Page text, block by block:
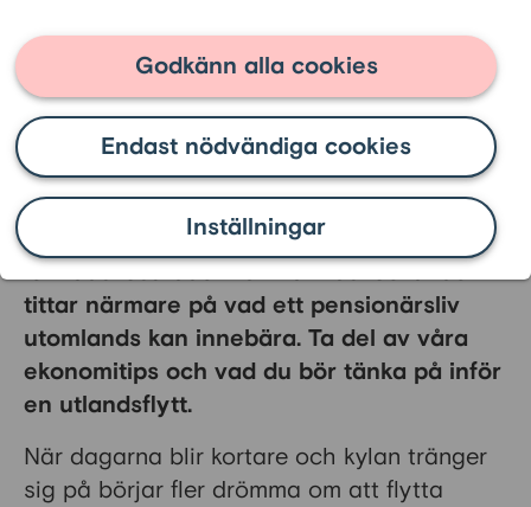
Inställningar
Endast nödvändiga cookies
Godkänn alla cookies
Flytta utomlands
som pensionär
Många svenska pensionärer drömmer om
att flytta utomlands. Det milda klimatet, en
stressfri vardag och lägre
levnadskostnader kan kännas lockande. Vi
tittar närmare på vad ett pensionärsliv
utomlands kan innebära. Ta del av våra
ekonomitips och vad du bör tänka på inför
en utlandsflytt.
När dagarna blir kortare och kylan tränger
sig på börjar fler drömma om att flytta